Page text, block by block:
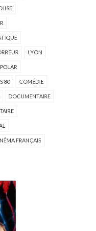
LYON
POLAR
80 COMÉDIE
DOCUMENTAIRE
FRANÇAIS